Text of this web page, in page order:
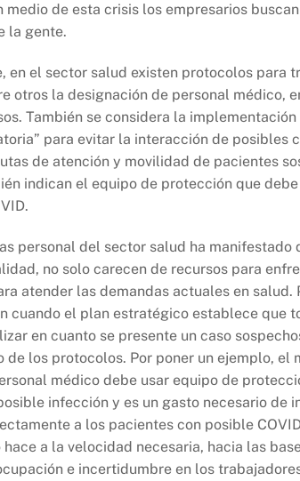
medio de esta crisis los empresarios
la gente.
en el sector salud existen protocolos para
otros la designación de personal médico,
También se considera la
para evitar la interacción de posibles
de atención y movilidad de pacientes
indican el equipo de protección que
personal del sector salud ha
no solo carecen de recursos para
atender las demandas actuales en
cuando el plan estratégico establece que
en cuanto se presente un caso
de los protocolos. Por poner un ejemplo, el
médico debe usar equipo de
infección y es un gasto necesario de
a los pacientes con posible
a la velocidad necesaria, hacia las
e incertidumbre en los